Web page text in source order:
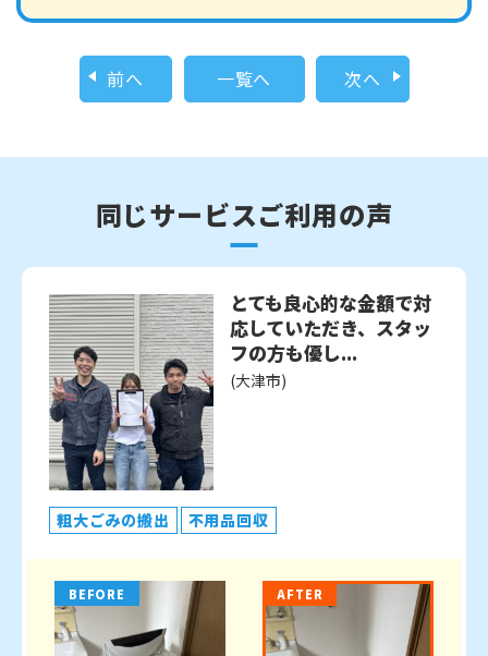
前へ 一覧へ 次へ
同じサービスご利用の声
とても良心的な金額で対
応していただき、スタッ
フの方も優し...
(大津市)
粗大ごみの搬出 不用品回収
BEFORE AFTER